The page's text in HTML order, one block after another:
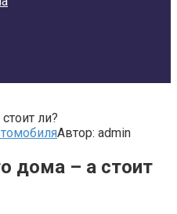
ли?
Автор: admin
дома – а стоит